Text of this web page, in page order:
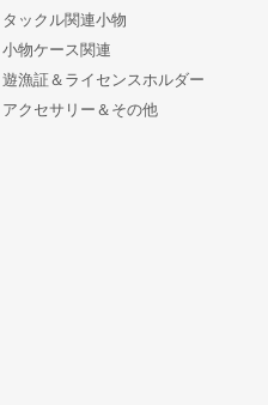
タックル関連小物
小物ケース関連
遊漁証＆ライセンスホルダー
アクセサリー＆その他